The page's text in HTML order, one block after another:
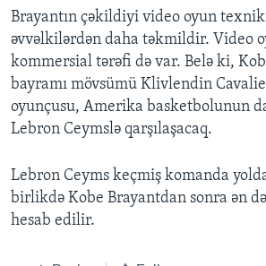
Brayantın çəkildiyi video oyun
əvvəlkilərdən daha təkmildir. Video
kommersial tərəfi də var. Belə ki,
bayramı mövsümü Klivlendin
oyunçusu, Amerika basketbolunun
Lebron Ceymslə qarşılaşacaq.
Lebron Ceyms keçmiş komanda
birlikdə Kobe Brayantdan sonra ən
hesab edilir.